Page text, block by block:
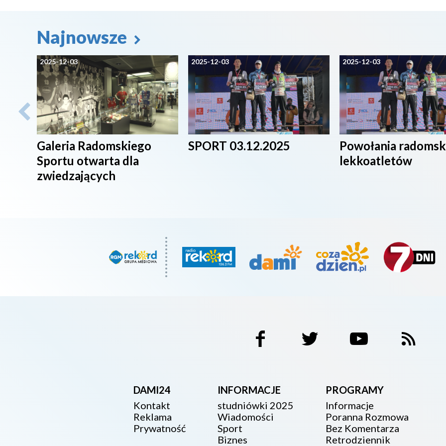
Najnowsze
2025-12-03
Galeria Radomskiego
Sportu otwarta dla
zwiedzających
2025-12-03
SPORT 03.12.2025
2025-12-03
Powołania
lekkoatletów
DAMI24
Kontakt
Reklama
Prywatność
INFORMACJE
studniówki 2025
Wiadomości
Sport
Biznes
PROGRAMY
Informacje
Poranna Rozmowa
Bez Komentarza
Retrodziennik